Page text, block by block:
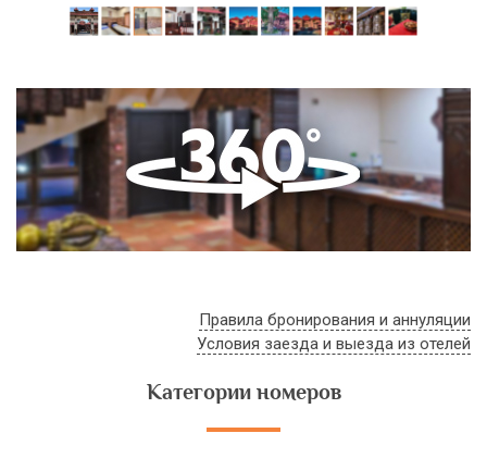
Правила бронирования и аннуляции
Условия заезда и выезда из отелей
Категории номеров